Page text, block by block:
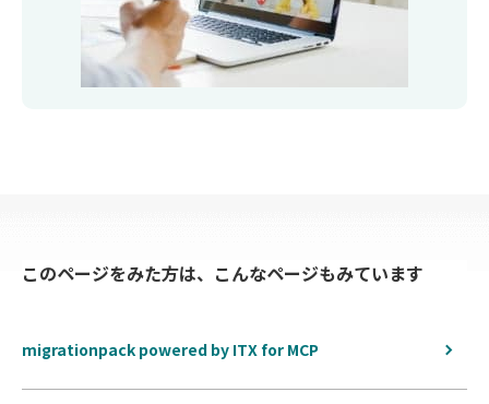
このページをみた方は、こんなページもみています
migrationpack powered by ITX for MCP